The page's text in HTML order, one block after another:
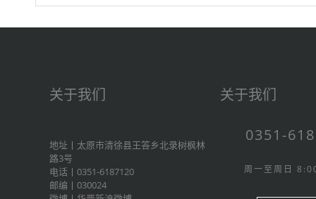
关于我们
地址丨太原市清徐县王答乡北录树枫林
路3号
电话丨0351-6187120
邮编丨030024
关于我们
0351-
周一至周日